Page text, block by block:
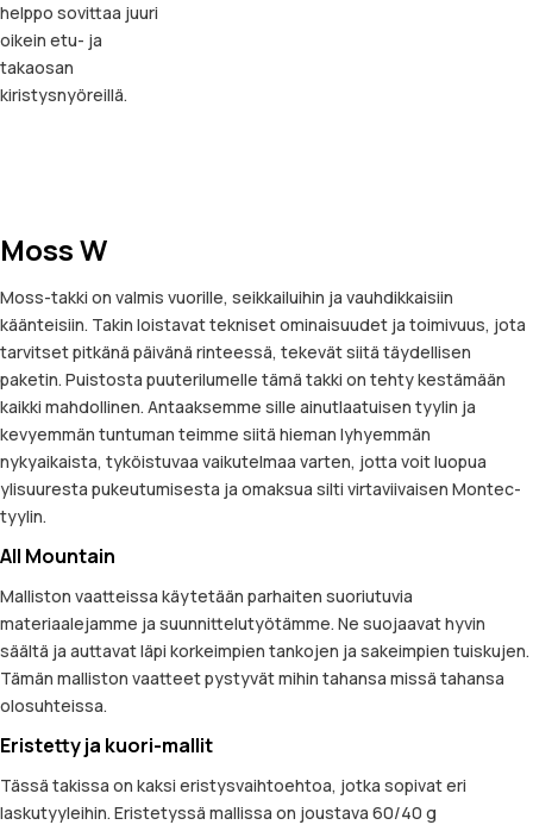
helppo sovittaa juuri
oikein etu- ja
takaosan
kiristysnyöreillä.
Moss W
Moss-takki on valmis vuorille, seikkailuihin ja vauhdikkaisiin
käänteisiin. Takin loistavat tekniset ominaisuudet ja toimivuus, jota
tarvitset pitkänä päivänä rinteessä, tekevät siitä täydellisen
paketin. Puistosta puuterilumelle tämä takki on tehty kestämään
kaikki mahdollinen. Antaaksemme sille ainutlaatuisen tyylin ja
kevyemmän tuntuman teimme siitä hieman lyhyemmän
nykyaikaista, tyköistuvaa vaikutelmaa varten, jotta voit luopua
ylisuuresta pukeutumisesta ja omaksua silti virtaviivaisen Montec-
tyylin.
All Mountain
Malliston vaatteissa käytetään parhaiten suoriutuvia
materiaalejamme ja suunnittelutyötämme. Ne suojaavat hyvin
säältä ja auttavat läpi korkeimpien tankojen ja sakeimpien tuiskujen.
Tämän malliston vaatteet pystyvät mihin tahansa missä tahansa
olosuhteissa.
Eristetty ja kuori-mallit
Tässä takissa on kaksi eristysvaihtoehtoa, jotka sopivat eri
laskutyyleihin. Eristetyssä mallissa on joustava 60/40 g